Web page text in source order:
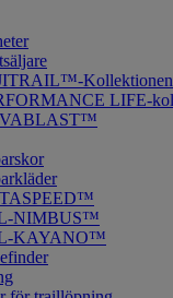
Kollektionen
LIFE-
NIMBUS™
KAYANO™